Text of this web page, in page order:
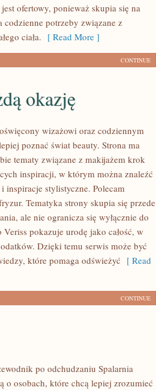
ofertowy, ponieważ skupia się na
potrzeby związane z
ciała. [ Read More ]
CONTINUE
okazję
wizażowi oraz codziennym
poznać świat beauty. Strona ma
tematy związane z makijażem krok
inspiracji, w którym można znaleźć
inspiracje stylistyczne. Polecam
Tematyka strony skupia się przede
ale nie ogranicza się wyłącznie do
pokazuje urodę jako całość, w
Dzięki temu serwis może być
które pomaga odświeżyć [ Read
CONTINUE
po odchudzaniu Spalarnia
osobach, które chcą lepiej zrozumieć